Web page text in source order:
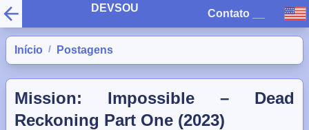
DEVSOU Contato
Início / Postagens
Mission: Impossible – Dead
Reckoning Part One (2023)